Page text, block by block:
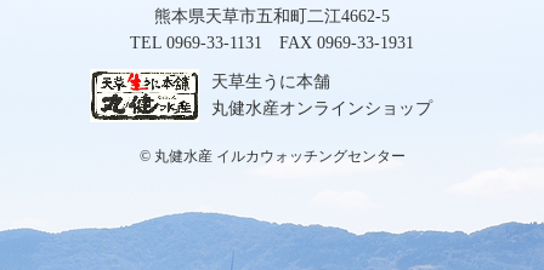
熊本県天草市五和町二江4662-5
TEL 0969-33-1131 FAX 0969-33-1931
天草生うに本舗
丸健水産オンラインショップ
© 丸健水産 イルカウォッチングセンター